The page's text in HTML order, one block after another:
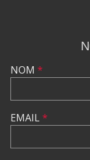
NOM *
EMAIL*